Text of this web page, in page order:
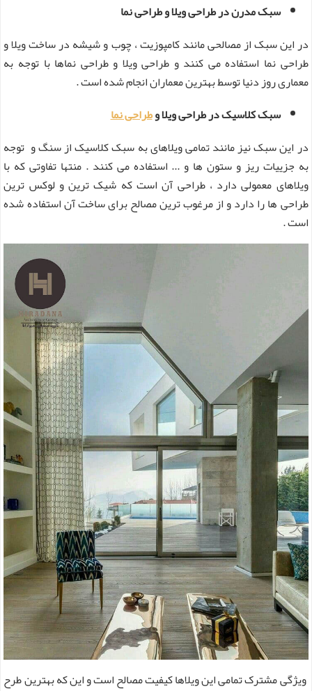
سبک مدرن در طراحی ویلا و طراحی نما
در این سبک از مصالحی مانند کامپوزیت ، چوب و شیشه در ساخت ویلا و
طراحی نما استفاده می کنند و طراحی ویلا و طراحی نماها با توجه به
معماری روز دنیا توسط بهترین معماران انجام شده است .
سبک کلاسیک در طراحی ویلا وطراحی نما
در این سبک نیز مانند تمامی ویلاهای به سبک کلاسیک از سنگ و توجه
به جزییات ریز و ستون ها و ... استفاده می کنند . منتها تفاوتی که با
ویلاهای معمولی دارد ، طراحی آن است که شیک ترین و لوکس ترین
طراحی ها را دارد و از مرغوب ترین مصالح برای ساخت آن استفاده شده
است .
ویژگی مشترک تمامی این ویلاها کیفیت مصالح است و این که بهترین طرح